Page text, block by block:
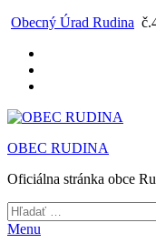
Preskočiť
obsah
Obecný Úrad Rudina
OBEC RUDINA
Oficiálna stránka obce
Hľadať:
Menu